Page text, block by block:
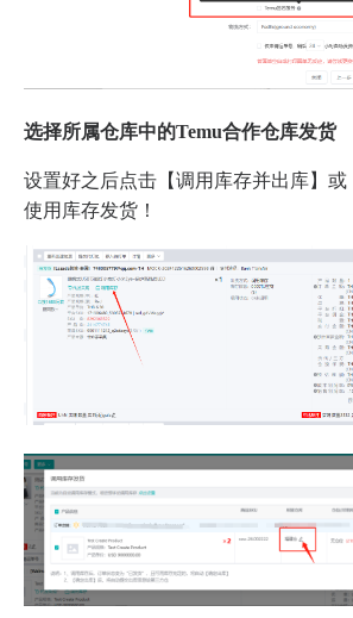
选择所属仓库中的Temu合作仓库发货
设置好之后点击【调用库存并出库】或
使用库存发货！